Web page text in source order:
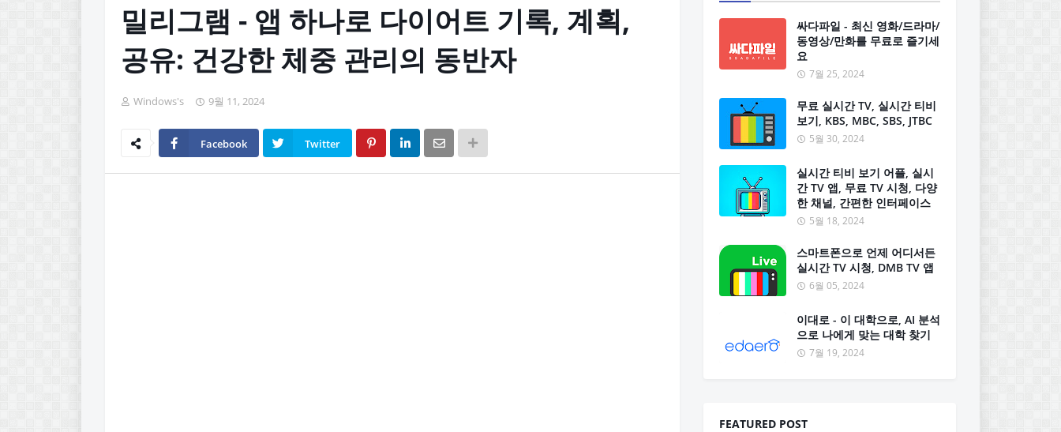
밀리그램 - 앱 하나로 다이어트 기록, 계획,
공유: 건강한 체중 관리의 동반자
Windows's 9월 11, 2024
Facebook Twitter
싸다파일 - 최신 영화/드라마/
동영상/만화를 무료로 즐기세
요
7월 25, 2024
무료 실시간 TV, 실시간 티비
보기, KBS, MBC, SBS, JTBC
5월 30, 2024
실시간 티비 보기 어플, 실시
간 TV 앱, 무료 TV 시청, 다양
한 채널, 간편한 인터페이스
5월 18, 2024
스마트폰으로 언제 어디서든
실시간 TV 시청, DMB TV 앱
6월 05, 2024
이대로 - 이 대학으로, AI 분석
으로 나에게 맞는 대학 찾기
7월 19, 2024
FEATURED POST